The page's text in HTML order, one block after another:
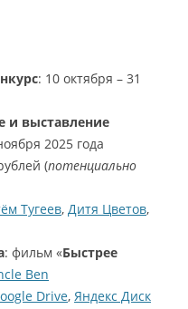
: 10 октября – 31
и выставление
2025 года
(потенциально
Тугеев, Дитя Цветов,
: фильм «Быстрее
Ben
Drive, Яндекс Диск